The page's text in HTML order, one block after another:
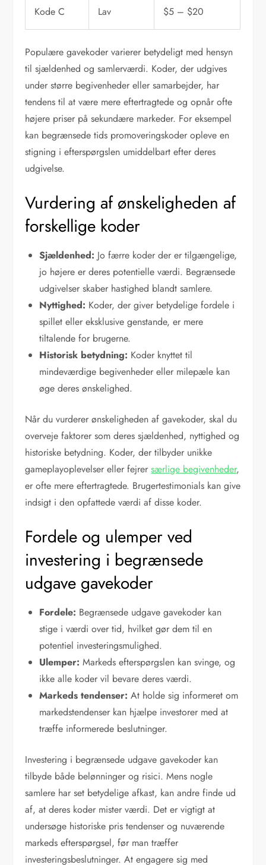
Kode C Lav $5 – $20
Populære gavekoder varierer betydeligt med hensyn
til sjældenhed og samlerværdi. Koder, der udgives
under større begivenheder eller samarbejder, har
tendens til at være mere eftertragtede og opnår ofte
højere priser på sekundære markeder. For eksempel
kan begrænsede tids promoveringskoder opleve en
stigning i efterspørgslen umiddelbart efter deres
udgivelse.
Vurdering af ønskeligheden af
forskellige koder
Sjældenhed: Jo færre koder der er tilgængelige,
jo højere er deres potentielle værdi. Begrænsede
udgivelser skaber hastighed blandt samlere.
Nyttighed: Koder, der giver betydelige fordele i
spillet eller eksklusive genstande, er mere
tiltalende for brugerne.
Historisk betydning: Koder knyttet til
mindeværdige begivenheder eller milepæle kan
øge deres ønskelighed.
Når du vurderer ønskeligheden af gavekoder, skal du
overveje faktorer som deres sjældenhed, nyttighed og
historiske betydning. Koder, der tilbyder unikke
gameplayoplevelser eller fejrersærlige begivenheder,
er ofte mere eftertragtede. Brugertestimonials kan give
indsigt i den opfattede værdi af disse koder.
Fordele og ulemper ved
investering i begrænsede
udgave gavekoder
Fordele: Begrænsede udgave gavekoder kan
stige i værdi over tid, hvilket gør dem til en
potentiel investeringsmulighed.
Ulemper: Markeds efterspørgslen kan svinge, og
ikke alle koder vil bevare deres værdi.
Markeds tendenser: At holde sig informeret om
markedstendenser kan hjælpe investorer med at
træffe informerede beslutninger.
Investering i begrænsede udgave gavekoder kan
tilbyde både belønninger og risici. Mens nogle
samlere har set betydelige afkast, kan andre finde ud
af, at deres koder mister værdi. Det er vigtigt at
undersøge historiske pris tendenser og nuværende
markeds efterspørgsel, før man træffer
investeringsbeslutninger. At engagere sig med